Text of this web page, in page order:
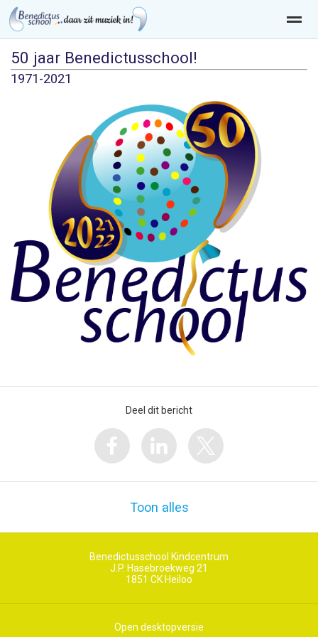
Zoeken Nieuws Agenda
50 jaar Benedictusschool!
1971-2021
Deel dit bericht
Toon alles
Benedictusschool Kindcentrum
J.P. Hasebroekweg 21
1851 CK Heiloo
Open desktopversie